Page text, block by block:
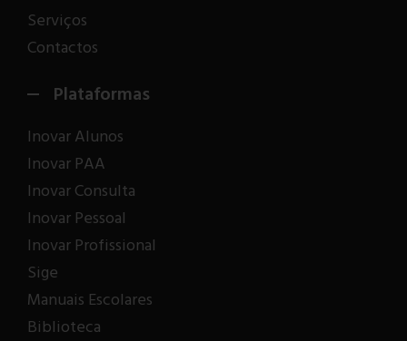
Serviços
Contactos
Plataformas
Inovar Alunos
Inovar PAA
Inovar Consulta
Inovar Pessoal
Inovar Profissional
Sige
Manuais Escolares
Biblioteca